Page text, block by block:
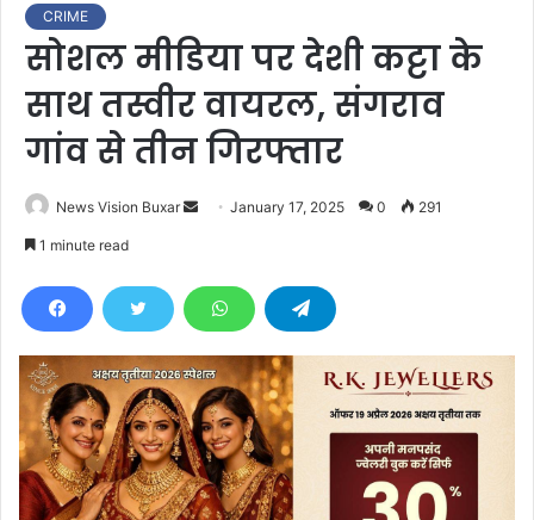
CRIME
सोशल मीडिया पर देशी कट्टा के
साथ तस्वीर वायरल, संगराव
गांव से तीन गिरफ्तार
News Vision Buxar
d
e
m
a
i
l
January 17, 2025 0 291
1 minute read